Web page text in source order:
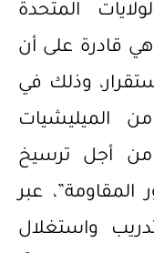
المتحدة
قادرة على أن
وذلك في
الميليشيات
من أجل ترسيخ
عبر
واستغلال